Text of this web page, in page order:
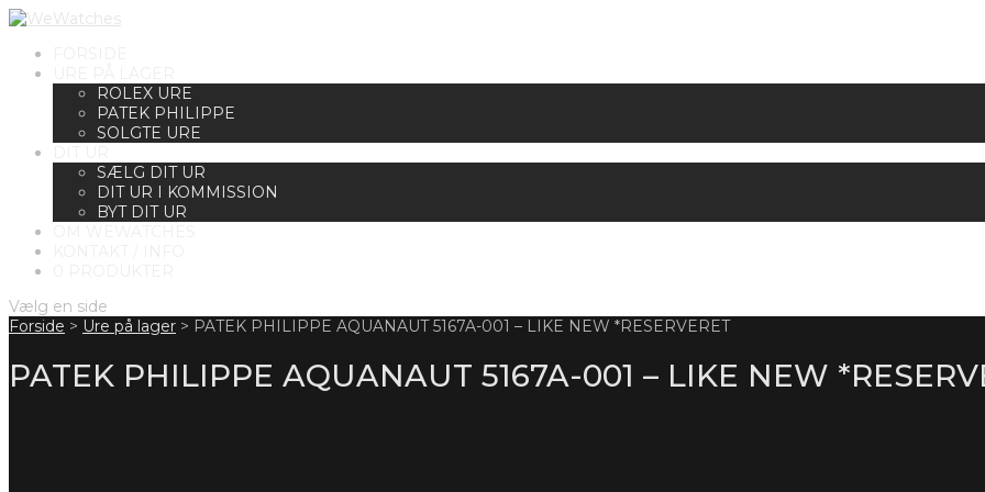
ROLEX URE
PATEK PHILIPPE
SOLGTE URE
SÆLG DIT UR
DIT UR I KOMMISSION
BYT DIT UR
Vælg en side
Forside > Ure på lager > PATEK PHILIPPE AQUANAUT 5167A-001 – LIKE NEW *RESERVERET
PATEK PHILIPPE AQUANAUT 5167A-001 – LIKE NEW